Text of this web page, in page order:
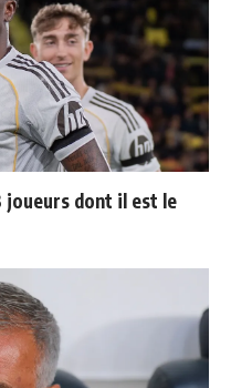
joueurs dont il est le